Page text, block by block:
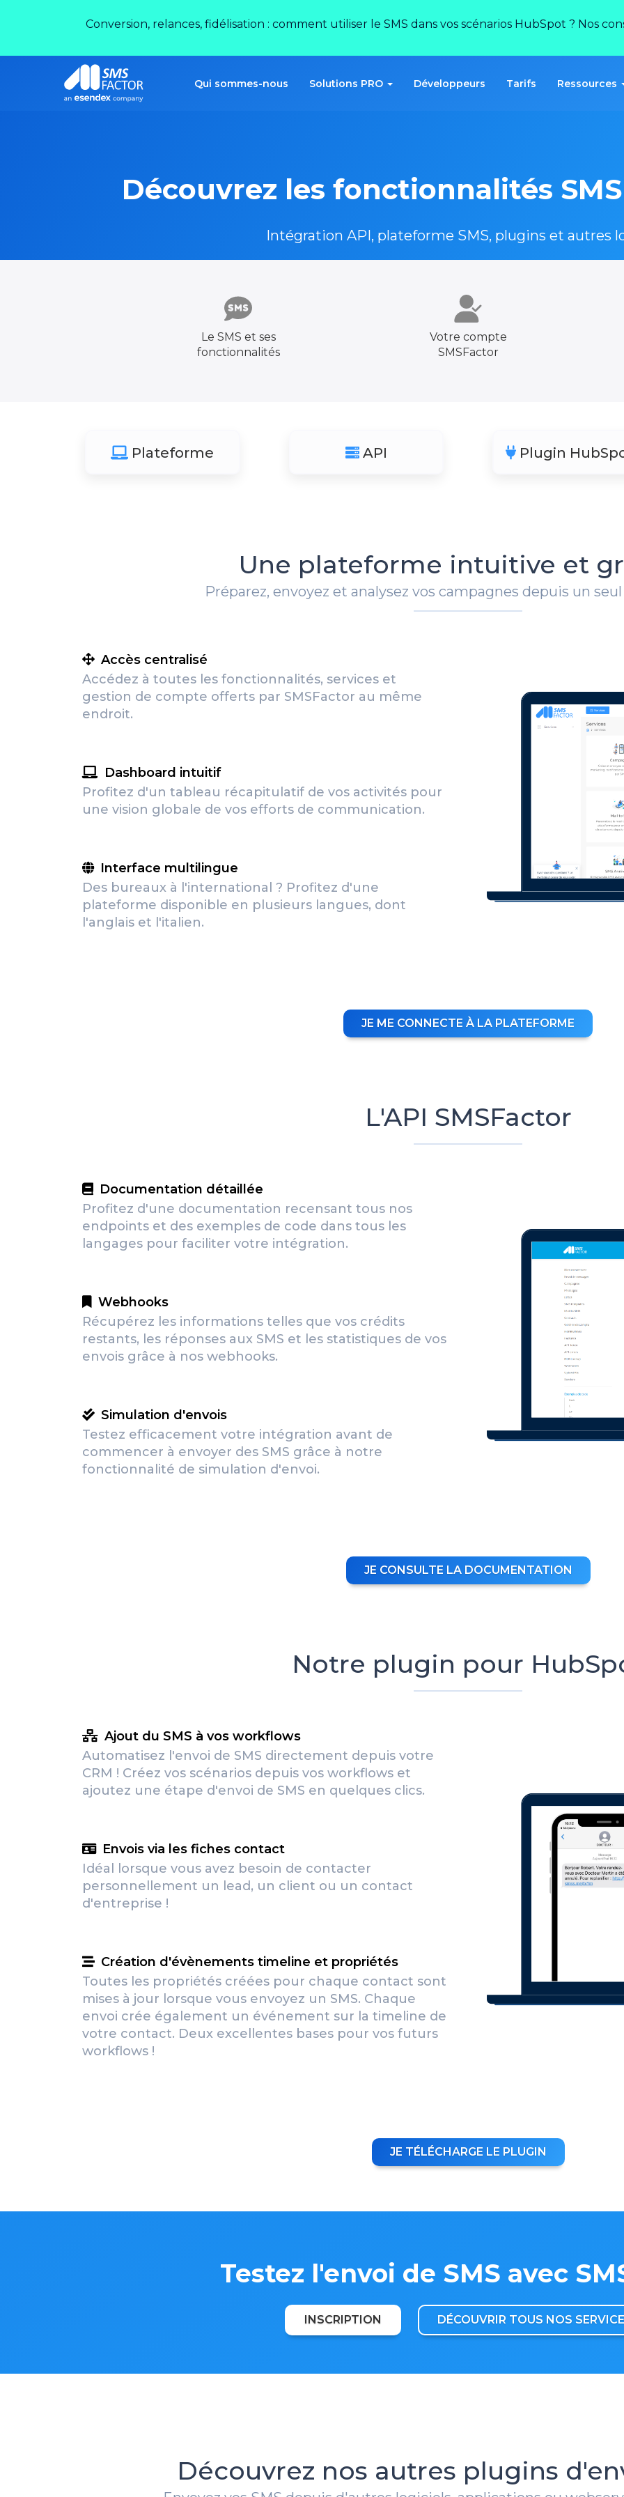
Conversion, relances, fidélisation : comment utiliser le SMS dans vos scénarios HubSpot ? Nos
Qui sommes-nous Solutions PRO Développeurs Tarifs Ressources
Découvrez les fonctionnalités
Intégration API, plateforme SMS, plugins et autres
Le SMS et ses
fonctionnalités
Votre compte
SMSFactor
Plateforme API Plugin
Une plateforme intuitive et
Préparez, envoyez et analysez vos campagnes depuis un
Accès centralisé
Accédez à toutes les fonctionnalités, services et
gestion de compte offerts par SMSFactor au même
endroit.
Dashboard intuitif
Profitez d'un tableau récapitulatif de vos activités pour
une vision globale de vos efforts de communication.
Interface multilingue
Des bureaux à l'international ? Profitez d'une
plateforme disponible en plusieurs langues, dont
l'anglais et l'italien.
JE ME CONNECTE À LA PLATEFORME
L'API SMSFactor
Documentation détaillée
Profitez d'une documentation recensant tous nos
endpoints et des exemples de code dans tous les
langages pour faciliter votre intégration.
Webhooks
Récupérez les informations telles que vos crédits
restants, les réponses aux SMS et les statistiques de vos
envois grâce à nos webhooks.
Simulation d'envois
Testez efficacement votre intégration avant de
commencer à envoyer des SMS grâce à notre
fonctionnalité de simulation d'envoi.
JE CONSULTE LA DOCUMENTATION
Notre plugin pour
Ajout du SMS à vos workflows
Automatisez l'envoi de SMS directement depuis votre
CRM ! Créez vos scénarios depuis vos workflows et
ajoutez une étape d'envoi de SMS en quelques clics.
Envois via les fiches contact
Idéal lorsque vous avez besoin de contacter
personnellement un lead, un client ou un contact
d'entreprise !
Création d'évènements timeline et propriétés
Toutes les propriétés créées pour chaque contact sont
mises à jour lorsque vous envoyez un SMS. Chaque
envoi crée également un événement sur la timeline de
votre contact. Deux excellentes bases pour vos futurs
workflows !
JE TÉLÉCHARGE LE PLUGIN
Testez l'envoi de SMS avec
INSCRIPTION DÉCOUVRIR TOUS NOS
Découvrez nos autres plugins